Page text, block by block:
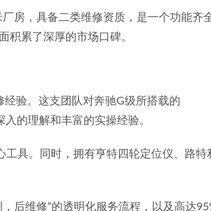
积累了深厚的市场口碑。
验。这支团队对奔驰G级所搭载的
的理解和丰富的实操经验。
工具。同时，拥有亨特四轮定位仪、路特
后维修”的透明化服务流程，以及高达